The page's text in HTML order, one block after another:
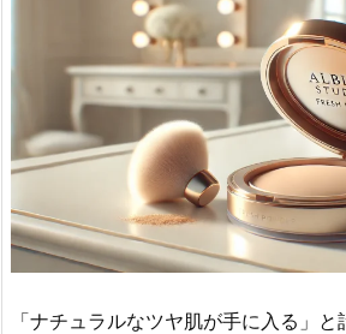
「ナチュラルなツヤ肌が手に入る」と